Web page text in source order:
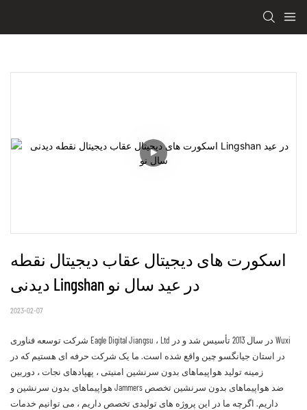
اسکورت های دیجیتال عقاب دیجیتال نقطه
دیدنی Lingshan در عید سال نو
2023-02-07
شرکت توسعه فناوری Eagle Digital Jiangsu ، Ltd در سال 2013 تأسیس شد و در Wuxi
در استان جیانگسو چین واقع شده است. ما یک شرکت حرفه ای هستیم که در
زمینه تولید هواپیماهای بدون سرنشین امنیتی ، پهپادهای نجات ، دوربین
هواپیماهای بدون سرنشین و Jammers ضد هواپیماهای بدون سرنشین تخصص
داریم. اگرچه ما در این پروژه های تولیدی تخصص داریم ، می توانیم خدمات